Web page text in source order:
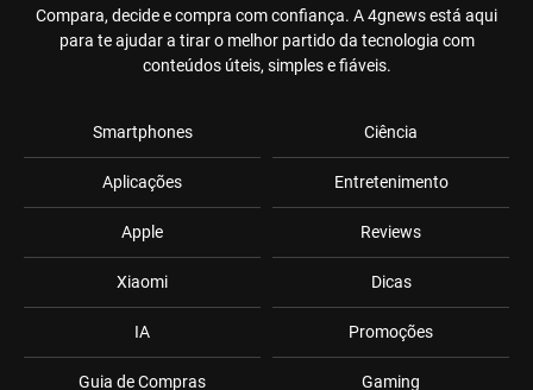
Compara, decide e compra com confiança. A 4gnews está aqui
para te ajudar a tirar o melhor partido da tecnologia com
conteúdos úteis, simples e fiáveis.
Smartphones
Aplicações
Apple
Xiaomi
IA
Guia de Compras
Ciência
Entretenimento
Reviews
Dicas
Promoções
Gaming